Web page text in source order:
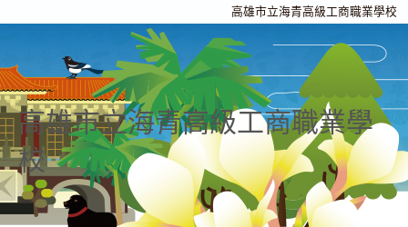
高雄市立海青高級工商職業學校
高雄市立海青高級工商職業學
校